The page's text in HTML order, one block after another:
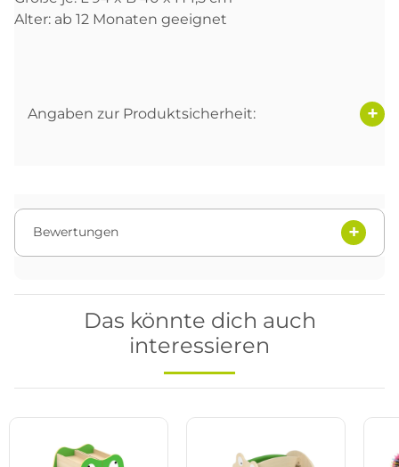
Alter: ab 12 Monaten geeignet
Angaben zur Produktsicherheit:
Bewertungen
Das könnte dich auch
interessieren